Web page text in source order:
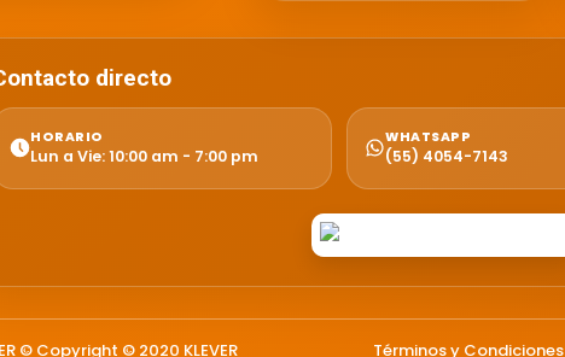
directo
HORARIO
Lun a Vie: 10:00 am - 7:00 pm
WHATSAPP
(55) 4054-7143
© Copyright © 2020 KLEVER Términos y Condiciones